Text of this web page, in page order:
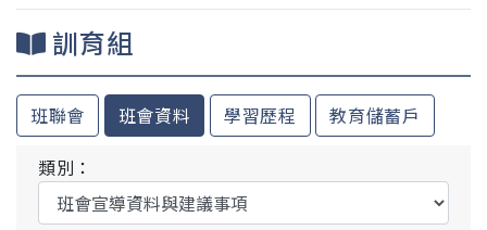
訓育組
班聯會 班會資料 學習歷程
教育儲蓄戶
類別：